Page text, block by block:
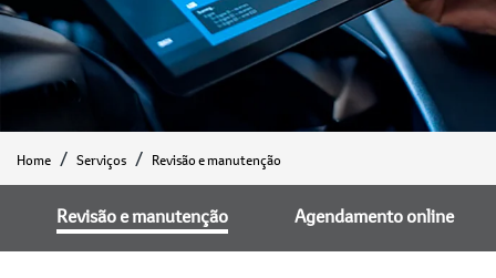
Home Serviços Revisão e manutenção
Agendamento online
Revisão e manutenção